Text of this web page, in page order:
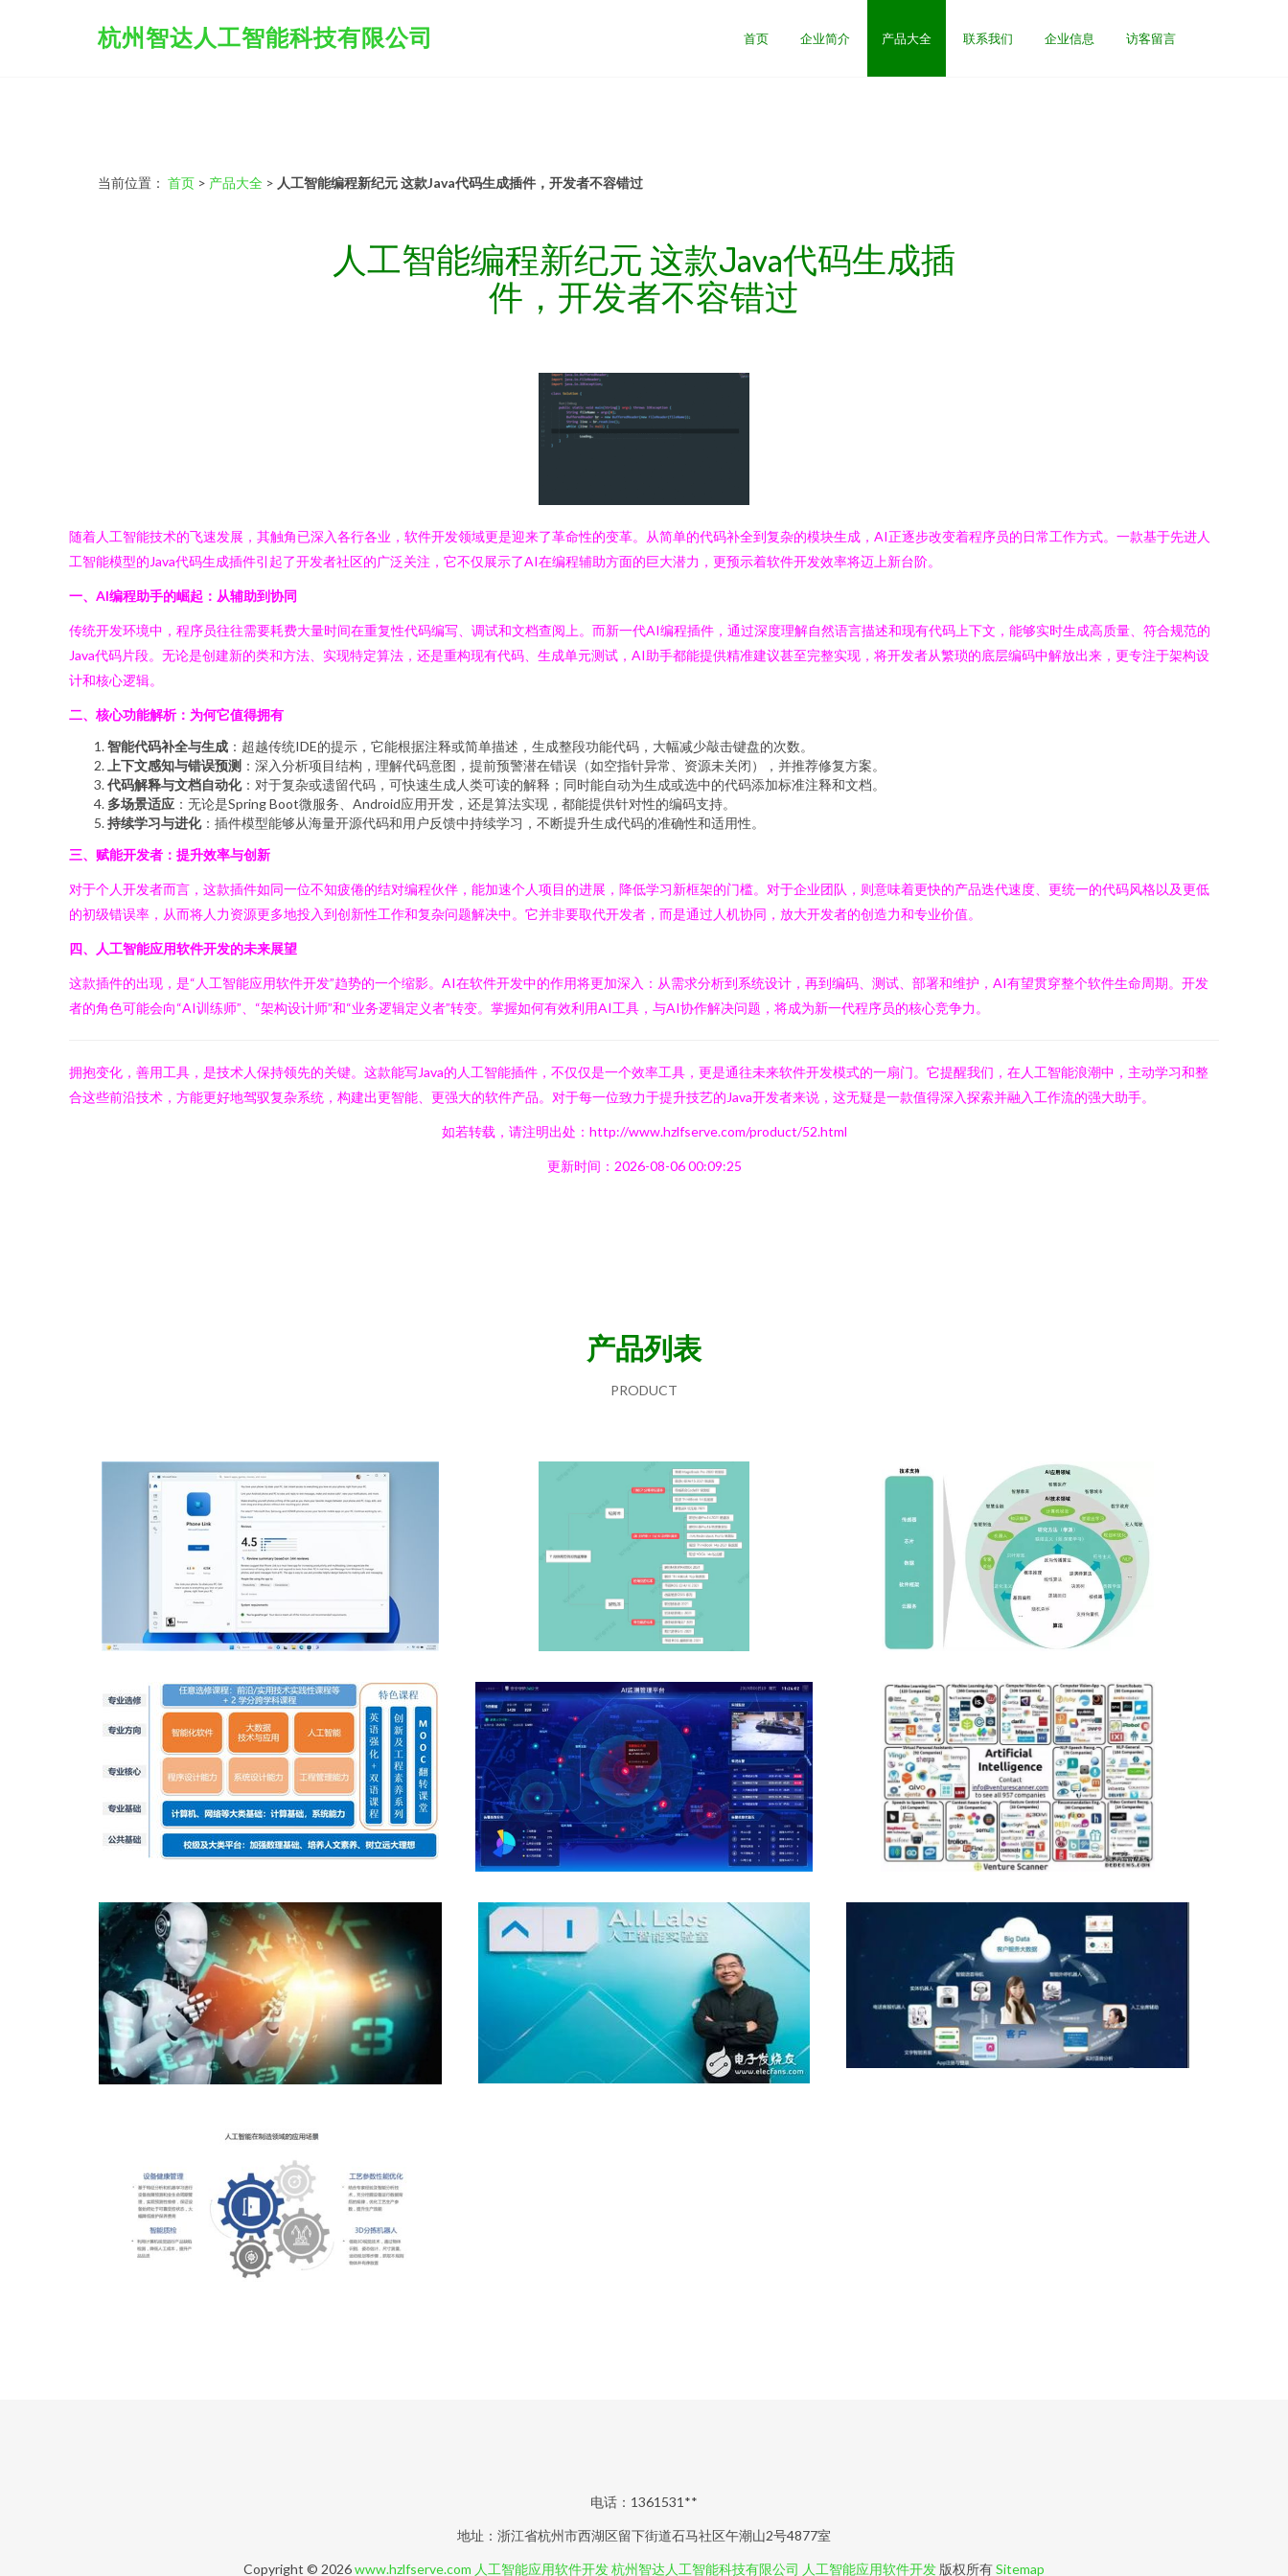
杭州智达人工智能科技有限公司 首页 企业简介 产品大全 联系我们 企业信息 访客留言
当前位置： 首页 > 产品大全 > 人工智能编程新纪元 这款Java代码生成插件，开发者不容错过
人工智能编程新纪元 这款Java代码生成插
件，开发者不容错过
随着人工智能技术的飞速发展，其触角已深入各行各业，软件开发领域更是迎来了革命性的变革。从简单的代码补全到复杂的模块生成，AI正逐步改变着程序员的日常工作方式。一款基于先进人
工智能模型的Java代码生成插件引起了开发者社区的广泛关注，它不仅展示了AI在编程辅助方面的巨大潜力，更预示着软件开发效率将迈上新台阶。
一、AI编程助手的崛起：从辅助到协同
传统开发环境中，程序员往往需要耗费大量时间在重复性代码编写、调试和文档查阅上。而新一代AI编程插件，通过深度理解自然语言描述和现有代码上下文，能够实时生成高质量、符合规范的
Java代码片段。无论是创建新的类和方法、实现特定算法，还是重构现有代码、生成单元测试，AI助手都能提供精准建议甚至完整实现，将开发者从繁琐的底层编码中解放出来，更专注于架构设
计和核心逻辑。
二、核心功能解析：为何它值得拥有
智能代码补全与生成 ：超越传统IDE的提示，它能根据注释或简单描述，生成整段功能代码，大幅减少敲击键盘的次数。
上下文感知与错误预测 ：深入分析项目结构，理解代码意图，提前预警潜在错误（如空指针异常、资源未关闭），并推荐修复方案。
代码解释与文档自动化：对于复杂或遗留代码，可快速生成人类可读的解释；同时能自动为生成或选中的代码添加标准注释和文档。
多场景适应 ：无论是Spring Boot微服务、Android应用开发，还是算法实现，都能提供针对性的编码支持。
持续学习与进化：插件模型能够从海量开源代码和用户反馈中持续学习，不断提升生成代码的准确性和适用性。
三、赋能开发者：提升效率与创新
对于个人开发者而言，这款插件如同一位不知疲倦的结对编程伙伴，能加速个人项目的进展，降低学习新框架的门槛。对于企业团队，则意味着更快的产品迭代速度、更统一的代码风格以及更低
的初级错误率，从而将人力资源更多地投入到创新性工作和复杂问题解决中。它并非要取代开发者，而是通过人机协同，放大开发者的创造力和专业价值。
四、人工智能应用软件开发的未来展望
这款插件的出现，是“人工智能应用软件开发”趋势的一个缩影。AI在软件开发中的作用将更加深入：从需求分析到系统设计，再到编码、测试、部署和维护，AI有望贯穿整个软件生命周期。开发
者的角色可能会向“AI训练师”、“架构设计师”和“业务逻辑定义者”转变。掌握如何有效利用AI工具，与AI协作解决问题，将成为新一代程序员的核心竞争力。
拥抱变化，善用工具，是技术人保持领先的关键。这款能写Java的人工智能插件，不仅仅是一个效率工具，更是通往未来软件开发模式的一扇门。它提醒我们，在人工智能浪潮中，主动学习和整
合这些前沿技术，方能更好地驾驭复杂系统，构建出更智能、更强大的软件产品。对于每一位致力于提升技艺的Java开发者来说，这无疑是一款值得深入探索并融入工作流的强大助手。
如若转载，请注明出处：http://www.hzlfserve.com/product/52.html
更新时间：2026-08-06 00:09:25
产品列表
PRODUCT
电话：1361531**
地址：浙江省杭州市西湖区留下街道石马社区午潮山2号4877室
Copyright © 2026www.hzlfserve.com 人工智能应用软件开发杭州智达人工智能科技有限公司 人工智能应用软件开发 版权所有Sitemap